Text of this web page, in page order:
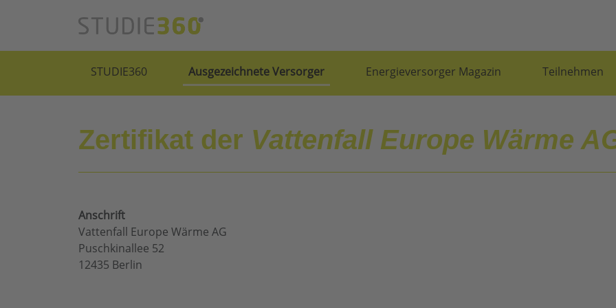
STUDIE360 Ausgezeichnete Versorger Energieversorger Magazin Teilnehmen
Zertifikat der Vattenfall Europe Wärme
Anschrift
Vattenfall Europe Wärme AG
Puschkinallee 52
12435 Berlin